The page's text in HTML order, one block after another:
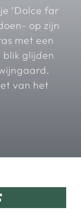
‘Dolce far
op zijn
met een
blik glijden
van het